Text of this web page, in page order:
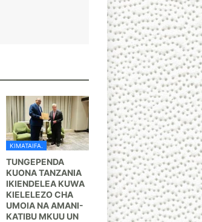
KIMATAIFA.
TUNGEPENDA
KUONA TANZANIA
IKIENDELEA KUWA
KIELELEZO CHA
UMOIA NA AMANI-
KATIBU MKUU UN